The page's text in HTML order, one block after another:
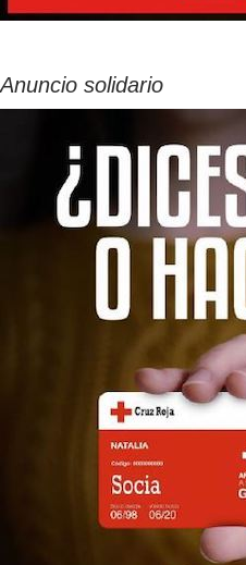
Anuncio solidario